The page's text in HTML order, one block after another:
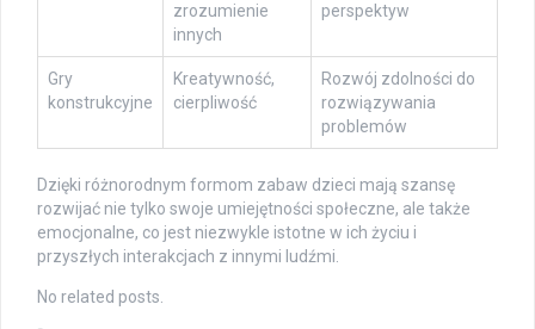
zrozumienie
innych
perspektyw
Gry
konstrukcyjne
Kreatywność,
cierpliwość
Rozwój zdolności do
rozwiązywania
problemów
Dzięki różnorodnym formom zabaw dzieci mają szansę
rozwijać nie tylko swoje umiejętności społeczne, ale także
emocjonalne, co jest niezwykle istotne w ich życiu i
przyszłych interakcjach z innymi ludźmi.
No related posts.